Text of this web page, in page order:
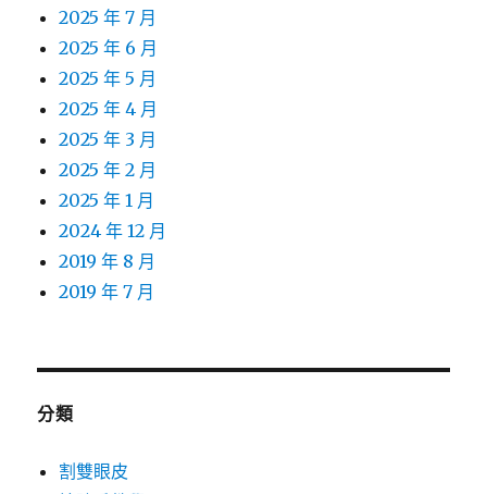
2025 年 7 月
2025 年 6 月
2025 年 5 月
2025 年 4 月
2025 年 3 月
2025 年 2 月
2025 年 1 月
2024 年 12 月
2019 年 8 月
2019 年 7 月
分類
割雙眼皮